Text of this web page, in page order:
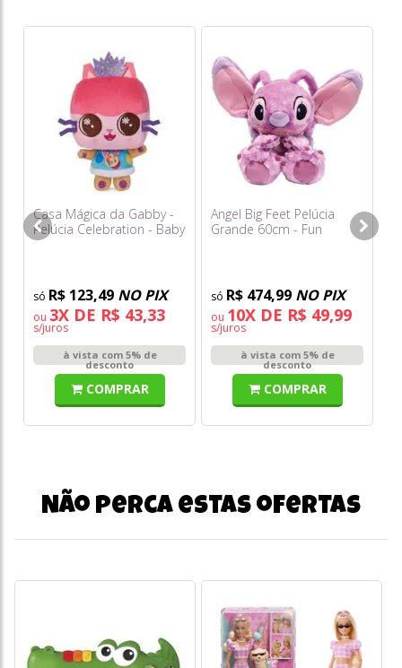
Casa Mágica da Gabby -
Pelúcia Celebration - Baby
Box Cat - Sunny
R$ 123,49 NO PIX
ou 3X DE R$ 43,33
s/juros
à vista com 5% de
desconto
COMPRAR
Angel Big Feet Pelúcia
Grande 60cm - Fun
R$ 474,99 NO PIX
ou 10X DE R$ 49,99
s/juros
à vista com 5% de
desconto
COMPRAR
Não perca estas ofertas